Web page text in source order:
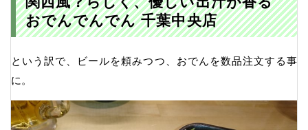
おでんでんでん 千葉中央店
という訳で、ビールを頼みつつ、おでんを数品注文する事
に。